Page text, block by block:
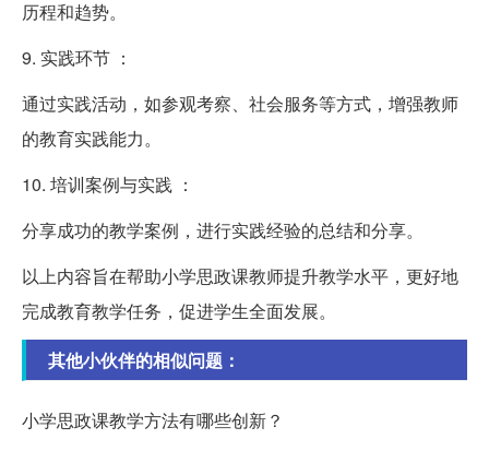
历程和趋势。
9. 实践环节 ：
通过实践活动，如参观考察、社会服务等方式，增强教师
的教育实践能力。
10. 培训案例与实践 ：
分享成功的教学案例，进行实践经验的总结和分享。
以上内容旨在帮助小学思政课教师提升教学水平，更好地
完成教育教学任务，促进学生全面发展。
其他小伙伴的相似问题：
小学思政课教学方法有哪些创新？